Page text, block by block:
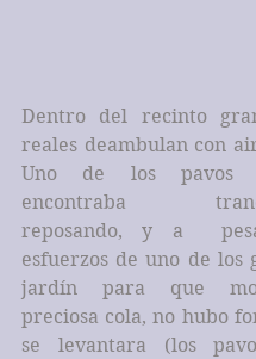
Dentro del recinto
reales deambulan con
Uno de los pavos
encontraba
reposando, y a
esfuerzos de uno de los
jardín para que
preciosa cola, no hubo
se levantara (los